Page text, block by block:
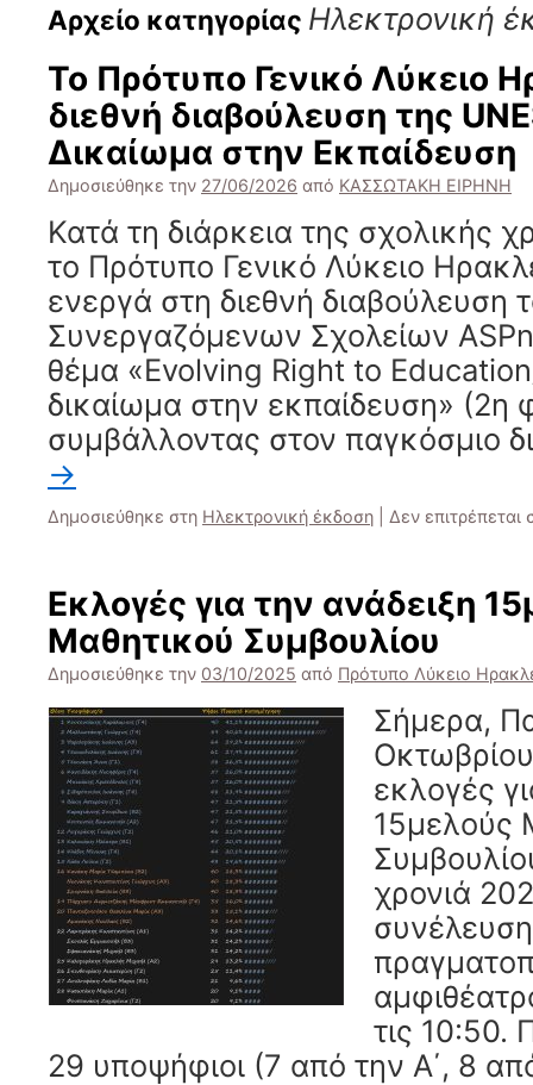
Αρχείο κατηγορίας Ηλεκτρονική
Το Πρότυπο Γενικό Λύκειο
διεθνή διαβούλευση της
Δικαίωμα στην Εκπαίδευση
Δημοσιεύθηκε την 27/06/2026 από ΚΑΣΣΩΤΑΚΗ ΕΙΡΗΝΗ
Κατά τη διάρκεια της σχολικής
το Πρότυπο Γενικό Λύκειο
ενεργά στη διεθνή διαβούλευση
Συνεργαζόμενων Σχολείων
θέμα «Evolving Right to
δικαίωμα στην εκπαίδευση» (2η
συμβάλλοντας στον παγκόσμιο
→
Δημοσιεύθηκε στη Ηλεκτρονική έκδοση Δεν επιτρέπεται
Εκλογές για την ανάδειξη
Μαθητικού Συμβουλίου
Δημοσιεύθηκε την 03/10/2025 από Πρότυπο Λύκειο
Σήμερα,
εκλογές
15μελούς
χρονιά
συνέλευση
τις 10:50.
29 υποψήφιοι (7 από την Α΄, 8